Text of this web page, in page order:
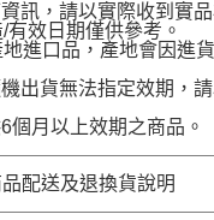
訊，請以實際收到實品
效日期僅供參考。
進口品，產地會因進
出貨無法指定效期，
個月以上效期之商品。
配送及退換貨說明